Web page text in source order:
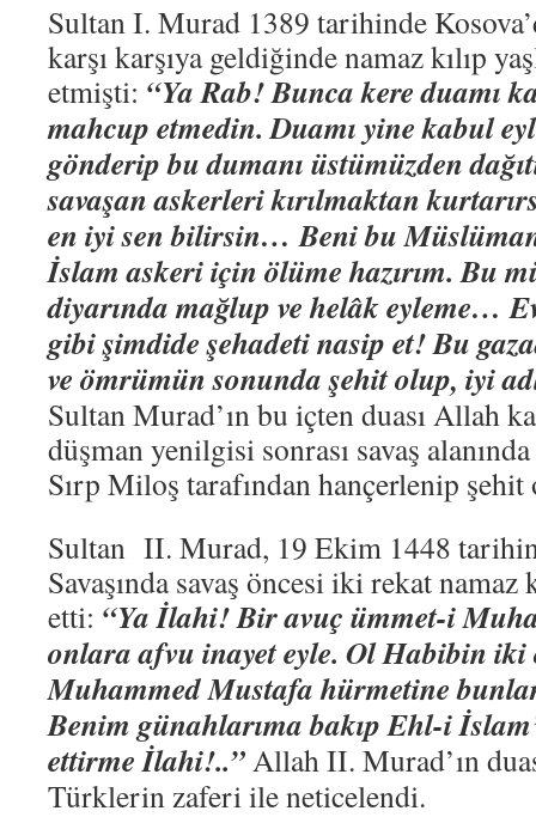
Sultan I. Murad 1389 tarihinde
karşı karşıya geldiğinde namaz kılıp
etmişti: “Ya Rab! Bunca kere duamı
mahcup etmedin. Duamı yine kabul
gönderip bu dumanı üstümüzden
savaşan askerleri kırılmaktan
en iyi sen bilirsin… Beni bu
İslam askeri için ölüme hazırım. Bu
diyarında mağlup ve helâk eyleme…
gibi şimdide şehadeti nasip et! Bu
ve ömrümün sonunda şehit olup, iyi
Sultan Murad’ın bu içten duası Allah
düşman yenilgisi sonrası savaş
Sırp Miloş tarafından hançerlenip
Sultan II. Murad, 19 Ekim 1448
Savaşında savaş öncesi iki rekat namaz
etti: “Ya İlahi! Bir avuç ümmet-i
onlara afvu inayet eyle. Ol Habibin
Muhammed Mustafa hürmetine
Benim günahlarıma bakıp Ehl-i
ettirme İlahi!..”Allah II. Murad’ın
Türklerin zaferi ile neticelendi.